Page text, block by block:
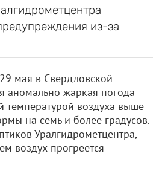
из-за
мая в Свердловской
аномально жаркая погода
температурой воздуха выше
на семь и более градусов.
Уралгидрометцентра,
воздух прогреется